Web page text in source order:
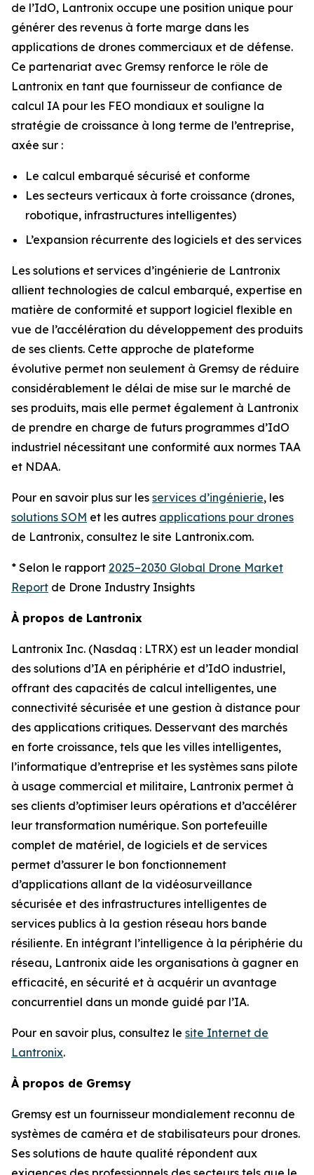
de l’IdO, Lantronix occupe une position unique pour
générer des revenus à forte marge dans les
applications de drones commerciaux et de défense.
Ce partenariat avec Gremsy renforce le rôle de
Lantronix en tant que fournisseur de confiance de
calcul IA pour les FEO mondiaux et souligne la
stratégie de croissance à long terme de l’entreprise,
axée sur :
Le calcul embarqué sécurisé et conforme
Les secteurs verticaux à forte croissance (drones,
robotique, infrastructures intelligentes)
L’expansion récurrente des logiciels et des services
Les solutions et services d’ingénierie de Lantronix
allient technologies de calcul embarqué, expertise en
matière de conformité et support logiciel flexible en
vue de l’accélération du développement des produits
de ses clients. Cette approche de plateforme
évolutive permet non seulement à Gremsy de réduire
considérablement le délai de mise sur le marché de
ses produits, mais elle permet également à Lantronix
de prendre en charge de futurs programmes d’IdO
industriel nécessitant une conformité aux normes TAA
et NDAA.
Pour en savoir plus sur les services d’ingénierie, les
solutions SOM et les autres applications pour drones
de Lantronix, consultez le site Lantronix.com.
* Selon le rapport 2025–2030 Global Drone Market
Report de Drone Industry Insights
À propos de Lantronix
Lantronix Inc. (Nasdaq : LTRX) est un leader mondial
des solutions d’IA en périphérie et d’IdO industriel,
offrant des capacités de calcul intelligentes, une
connectivité sécurisée et une gestion à distance pour
des applications critiques. Desservant des marchés
en forte croissance, tels que les villes intelligentes,
l’informatique d’entreprise et les systèmes sans pilote
à usage commercial et militaire, Lantronix permet à
ses clients d’optimiser leurs opérations et d’accélérer
leur transformation numérique. Son portefeuille
complet de matériel, de logiciels et de services
permet d’assurer le bon fonctionnement
d’applications allant de la vidéosurveillance
sécurisée et des infrastructures intelligentes de
services publics à la gestion réseau hors bande
résiliente. En intégrant l’intelligence à la périphérie du
réseau, Lantronix aide les organisations à gagner en
efficacité, en sécurité et à acquérir un avantage
concurrentiel dans un monde guidé par l’IA.
Pour en savoir plus, consultez le site Internet de
Lantronix.
À propos de Gremsy
Gremsy est un fournisseur mondialement reconnu de
systèmes de caméra et de stabilisateurs pour drones.
Ses solutions de haute qualité répondent aux